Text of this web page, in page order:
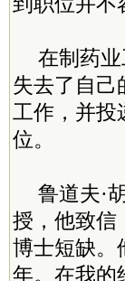
在制药
失去了自己
工作，并投
位。
鲁道夫·
授，他致信
博士短缺。
年。在我的